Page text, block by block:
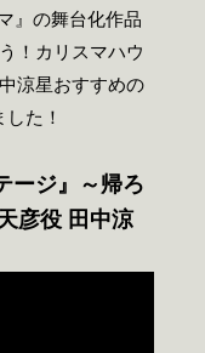
』の舞台化作品
！カリスマハウ
涼星おすすめの
た！
ージ』～帰ろ
彦役 田中涼